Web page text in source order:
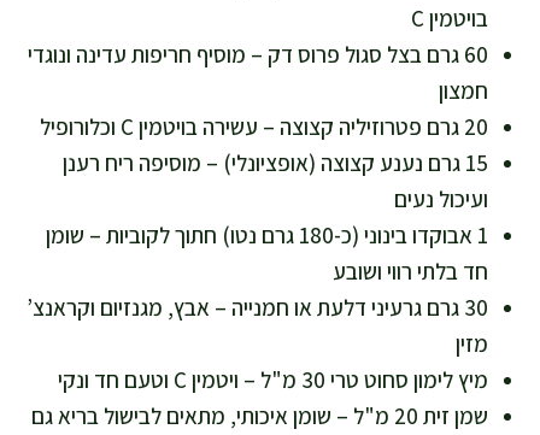
בויטמין C
60 גרם בצל סגול פרוס דק – מוסיף חריפות עדינה ונוגדי
חמצון
20 גרם פטרוזיליה קצוצה – עשירה בויטמין C וכלורופיל
15 גרם נענע קצוצה (אופציונלי) – מוסיפה ריח רענן
ועיכול נעים
1 אבוקדו בינוני (כ-180 גרם נטו) חתוך לקוביות – שומן
חד בלתי רווי ושובע
30 גרם גרעיני דלעת או חמנייה – אבץ, מגנזיום וקראנצ’
מזין
מיץ לימון סחוט טרי 30 מ"ל – ויטמין C וטעם חד ונקי
שמן זית 20 מ"ל – שומן איכותי, מתאים לבישול בריא גם